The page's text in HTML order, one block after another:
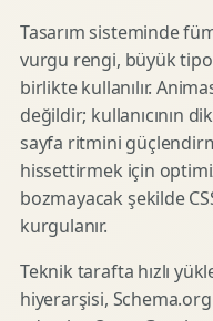
Tasarım sisteminde
vurgu rengi, büyük
birlikte kullanılır.
değildir; kullanıcının
sayfa ritmini
hissettirmek için
bozmayacak şekilde
kurgulanır.
Teknik tarafta hızlı
hiyerarşisi,